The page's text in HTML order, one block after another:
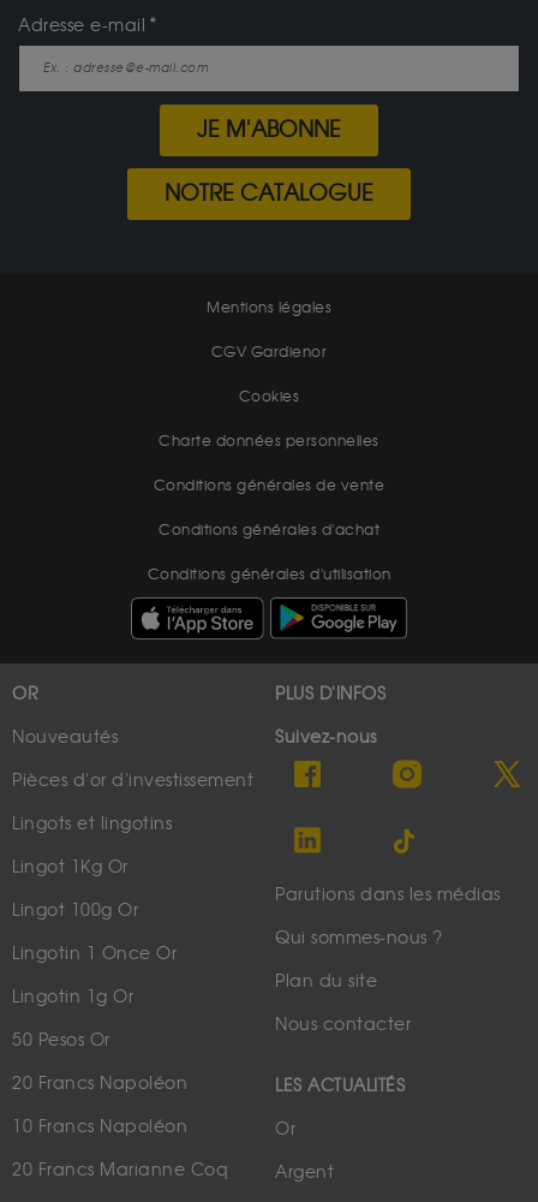
Adresse e-mail
JE M'ABONNE
NOTRE CATALOGUE
Mentions légales
CGV Gardienor
Cookies
Charte données personnelles
Conditions générales de vente
Conditions générales d'achat
Conditions générales d'utilisation
OR
Nouveautés
Pièces d'or d'investissement
Lingots et lingotins
Lingot 1Kg Or
Lingot 100g Or
Lingotin 1 Once Or
Lingotin 1g Or
50 Pesos Or
20 Francs Napoléon
10 Francs Napoléon
20 Francs Marianne Coq
PLUS D'INFOS
Suivez-nous
Parutions dans les médias
Qui sommes-nous ?
Plan du site
Nous contacter
LES ACTUALITÉS
Or
Argent